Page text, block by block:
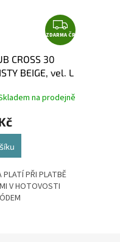
Z
D
R
A
ZDARMA ČR
CROSS 30
BEIGE, vel. L
na prodejně
PLATÍ PŘI PLATBĚ
V HOTOVOSTI